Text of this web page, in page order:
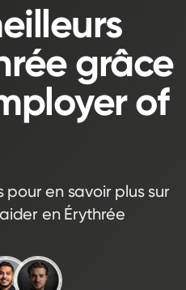
grâce
of
pour en savoir plus sur
en Érythrée